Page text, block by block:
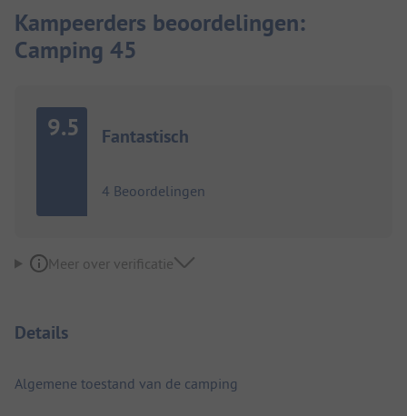
Kampeerders beoordelingen:
Camping 45
9.5 Fantastisch
4 Beoordelingen
Meer over verificatie
Details
Algemene toestand van de camping